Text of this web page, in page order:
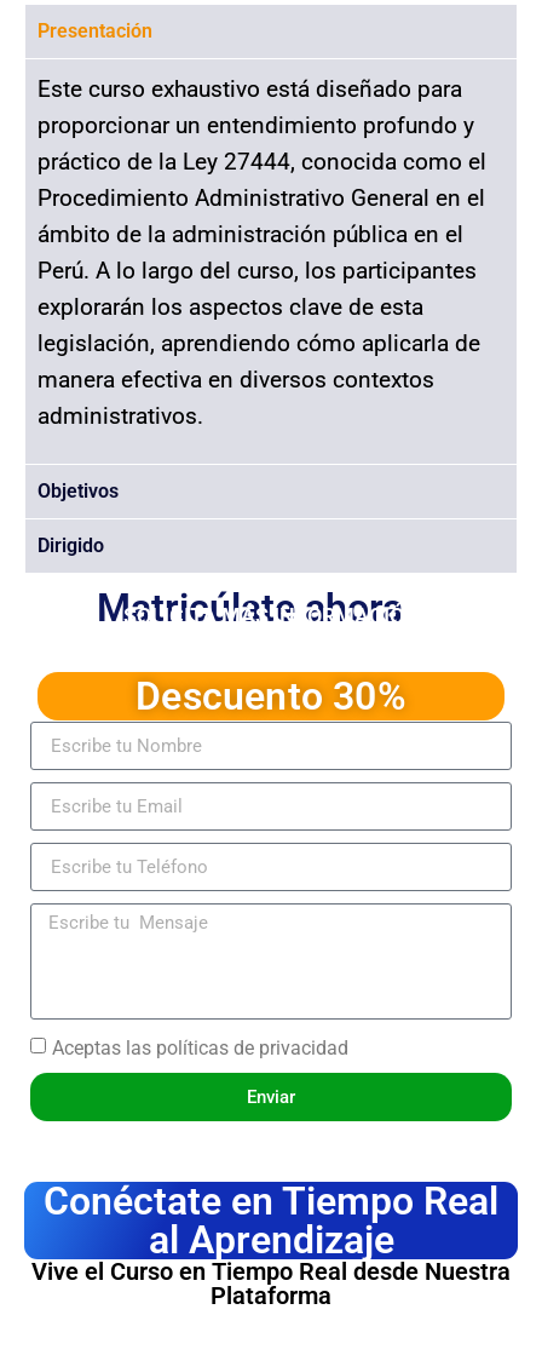
Presentación
Este curso exhaustivo está diseñado para
proporcionar un entendimiento profundo y
práctico de la Ley 27444, conocida como el
Procedimiento Administrativo General en el
ámbito de la administración pública en el
Perú. A lo largo del curso, los participantes
explorarán los aspectos clave de esta
legislación, aprendiendo cómo aplicarla de
manera efectiva en diversos contextos
administrativos.
Objetivos
Dirigido
Matricúlate ahora
SOLICITA MÁS INFORMACIÓN
Descuento 30%
Aceptas las políticas de privacidad
Enviar
Conéctate en Tiempo Real
al Aprendizaje
Vive el Curso en Tiempo Real desde Nuestra
Plataforma